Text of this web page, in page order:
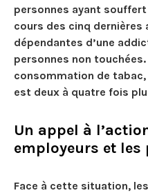
personnes ayant
cours des cinq dernières
dépendantes d’une
personnes non touchées
consommation de tabac,
est deux à quatre fois
Un appel à
employeurs et
Face à cette situation,